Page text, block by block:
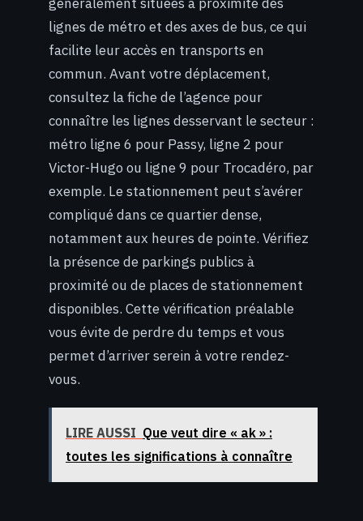
lignes de métro et des axes de bus, ce qui
facilite leur accès en transports en
commun. Avant votre déplacement,
consultez la fiche de l’agence pour
connaître les lignes desservant le secteur :
métro ligne 6 pour Passy, ligne 2 pour
Victor-Hugo ou ligne 9 pour Trocadéro, par
exemple. Le stationnement peut s’avérer
compliqué dans ce quartier dense,
notamment aux heures de pointe. Vérifiez
la présence de parkings publics à
proximité ou de places de stationnement
disponibles. Cette vérification préalable
vous évite de perdre du temps et vous
permet d’arriver serein à votre rendez-
vous.
LIRE AUSSI Que veut dire « ak » :
toutes les significations à connaître